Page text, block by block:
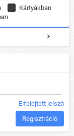
Kártyákban
Elfelejtett jelszó
Regisztráció